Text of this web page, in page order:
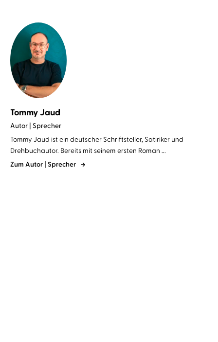
Tommy Jaud
Autor | Sprecher
Tommy Jaud ist ein deutscher Schriftsteller, Satiriker und
Drehbuchautor. Bereits mit seinem ersten Roman ...
Zum Autor | Sprecher